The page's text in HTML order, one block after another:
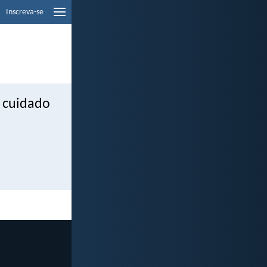
Inscreva-se
cuidado